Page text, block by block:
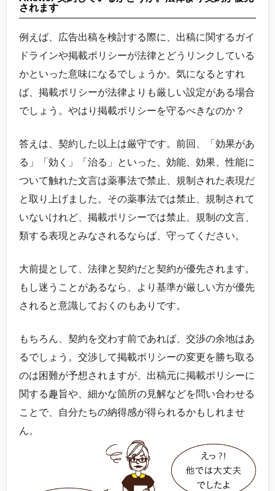
されます
例えば、広告出稿を検討する際に、出稿に関するガイ
ドラインや掲載ポリシーが法律とどうリンクしている
かといった意味になるでしょうか。気になるとすれ
ば、掲載ポリシーが法律よりも厳しい設定がある場合
でしょう。やはり掲載ポリシーを守るべきなのか？
答えは、契約した以上は厳守です。前回、「効果があ
る」「効く」「治る」といった、効能、効果、性能に
ついて触れた文言は薬事法で禁止、規制された表現だ
と取り上げました。その薬事法では禁止、規制されて
いないけれど、掲載ポリシーでは禁止、規制の文言、
類する表現とみなされるならば、守ってください。
大前提として、法律と契約だと契約が優先されます。
もし迷うことがあるなら、より基準が厳しい方が優先
されると意識しておくのもありです。
もちろん、契約を交わす前であれば、交渉の余地はあ
るでしょう。交渉して掲載ポリシーの変更を勝ち取る
のは困難が予想されますが、出稿元に掲載ポリシーに
関する趣旨や、細かな箇所の見解などを問い合わせる
ことで、自分たちの納得感が得られるかもしれませ
ん。